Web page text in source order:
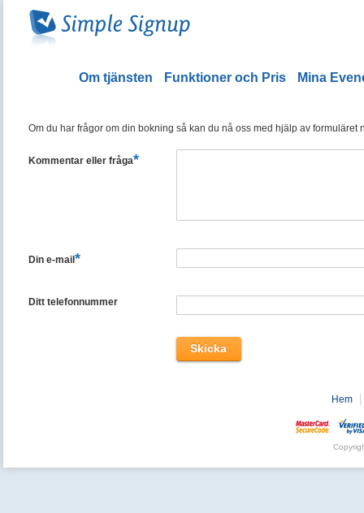
Om tjänsten Funktioner och Pris Mina
Om du har frågor om din bokning så kan du nå oss med hjälp av formuläret
Kommentar eller fråga*
Din e-mail*
Ditt telefonnummer
Hem